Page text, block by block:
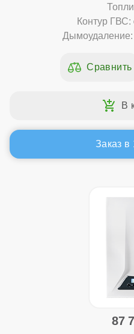
Контур ГВС:
Дымоудаление:
Заказ в
87